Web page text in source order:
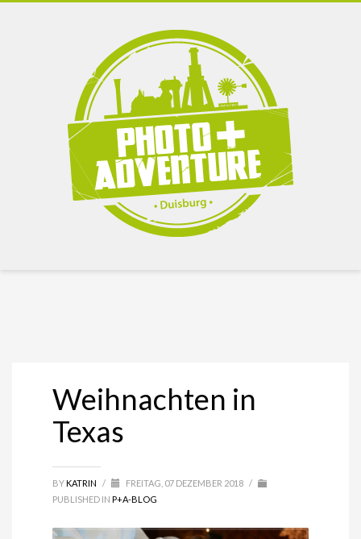
Weihnachten in
Texas
BYKATRIN / FREITAG, 07 DEZEMBER 2018 /
PUBLISHED INP+A-BLOG